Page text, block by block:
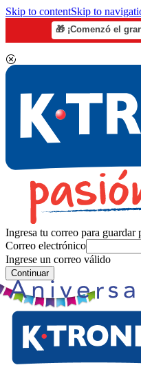
Skip to contentSkip to
🎁 ¡Comenzó el
Ingresa tu correo para guardar
Correo electrónico
Ingrese un correo válido
Continuar